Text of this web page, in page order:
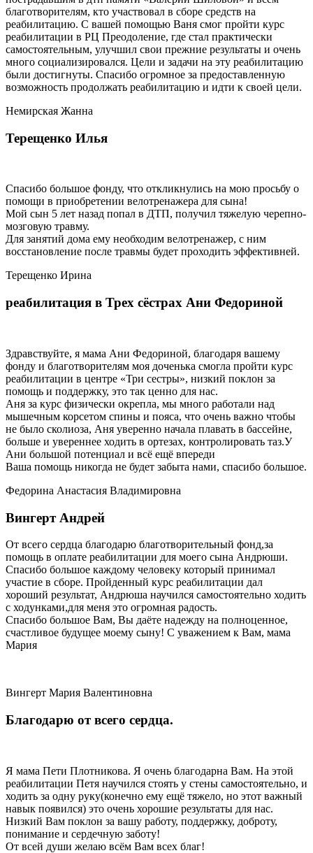
благотворителям, кто участвовал в сборе средств на
реабилитацию. С вашей помощью Ваня смог пройти курс
реабилитации в РЦ Преодоление, где стал практически
самостоятельным, улучшил свои прежние результаты и очень
много социализировался. Цели и задачи на эту реабилитацию
были достигнуты. Спасибо огромное за предоставленную
возможность продолжать реабилитацию и идти к своей цели.
Немирская Жанна
Терещенко Илья
Спасибо большое фонду, что откликнулись на мою просьбу о
помощи в приобретении велотренажера для сына!
Мой сын 5 лет назад попал в ДТП, получил тяжелую черепно-
мозговую травму.
Для занятий дома ему необходим велотренажер, с ним
восстановление после травмы будет проходить эффективней.
Терещенко Ирина
реабилитация в Трех сёстрах Ани Федориной
Здравствуйте, я мама Ани Федориной, благодаря вашему
фонду и благотворителям моя доченька смогла пройти курс
реабилитации в центре «Три сестры», низкий поклон за
помощь и поддержку, это так ценно для нас.
Аня за курс физически окрепла, мы много работали над
мышечным корсетом спины и пояса, что очень важно чтобы
не было сколиоза, Аня уверенно начала плавать в бассейне,
больше и увереннее ходить в ортезах, контролировать таз.У
Ани большой потенциал и всё ещё впереди
Ваша помощь никогда не будет забыта нами, спасибо большое.
Федорина Анастасия Владимировна
Вингерт Андрей
От всего сердца благодарю благотворительный фонд,за
помощь в оплате реабилитации для моего сына Андрюши.
Спасибо большое каждому человеку который принимал
участие в сборе. Пройденный курс реабилитации дал
хороший результат, Андрюша научился самостоятельно ходить
с ходунками,для меня это огромная радость.
Спасибо большое Вам, Вы даёте надежду на полноценное,
счастливое будущее моему сыну! С уважением к Вам, мама
Мария
Вингерт Мария Валентиновна
Благодарю от всего сердца.
Я мама Пети Плотникова. Я очень благодарна Вам. На этой
реабилитации Петя научился стоять у стены самостоятельно, и
ходить за одну руку(конечно ему ещё тяжело, но этот важный
навык появился) это очень хорошие результаты для нас.
Низкий Вам поклон за вашу работу, поддержку, доброту,
понимание и сердечную заботу!
От всей души желаю всём Вам всех благ!